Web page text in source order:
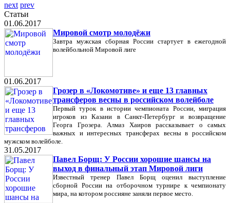
next prev
Статьи
01.06.2017
Мировой смотр молодёжи
Завтра мужская сборная России стартует в ежегодной
волейбольной Мировой лиге
01.06.2017
Грозер в «Локомотиве» и еще 13 главных
трансферов весны в российском волейболе
Первый турок в истории чемпионата России, миграция
игроков из Казани в Санкт-Петербург и возвращение
Георга Грозера. Алмаз Хаиров рассказывает о самых
важных и интересных трансферах весны в российском
мужском волейболе.
31.05.2017
Павел Борщ: У России хорошие шансы на
выход в финальный этап Мировой лиги
Известный тренер Павел Борщ оценил выступление
сборной России на отборочном турнире к чемпионату
мира, на котором россияне заняли первое место.